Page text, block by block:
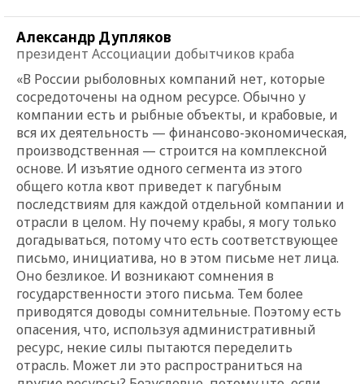
Александр Дупляков
президент Ассоциации добытчиков краба
«В России рыболовных компаний нет, которые
сосредоточены на одном ресурсе. Обычно у
компании есть и рыбные объекты, и крабовые, и
вся их деятельность — финансово-экономическая,
производственная — строится на комплексной
основе. И изъятие одного сегмента из этого
общего котла квот приведет к пагубным
последствиям для каждой отдельной компании и
отрасли в целом. Ну почему крабы, я могу только
догадываться, потому что есть соответствующее
письмо, инициатива, но в этом письме нет лица.
Оно безликое. И возникают сомнения в
государственности этого письма. Тем более
приводятся доводы сомнительные. Поэтому есть
опасения, что, используя административный
ресурс, некие силы пытаются переделить
отрасль. Может ли это распространиться на